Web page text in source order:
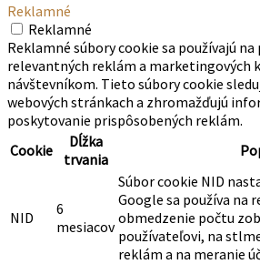
Reklamné
Reklamné
Reklamné súbory cookie sa používajú
relevantných reklám a marketingových
návštevníkom. Tieto súbory cookie
webových stránkach a zhromažďujú
poskytovanie prispôsobených reklám.
Cookie
Dĺžka
trvania
NID
6
mesiacov
Súbor cookie NID
Google sa používa na
obmedzenie počtu
používateľovi, na
reklám a na meranie